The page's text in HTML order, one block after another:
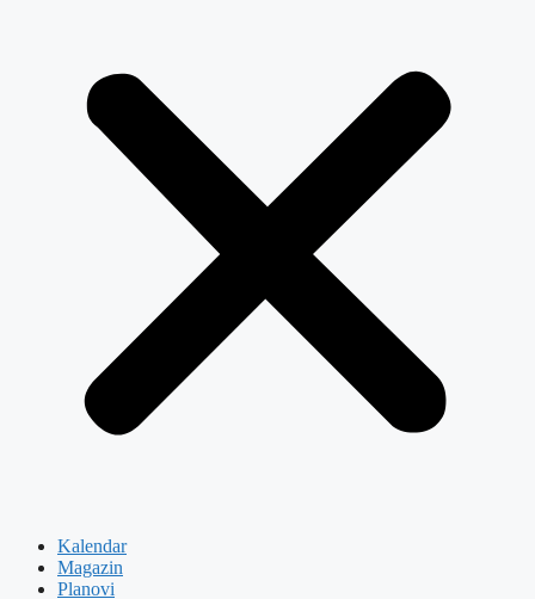
Kalendar
Magazin
Planovi